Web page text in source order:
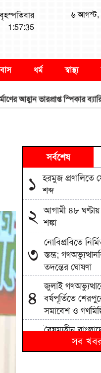
বৃহস্পতিবার
1:57:36
৬ আগস্ট,
ধর্ম স্বাস্থ্য
ভারপ্রাপ্ত স্পিকার ব্যারিস্টার
সর্বশেষ
১ হরমুজ প্রণালিতে
শব্দ
২ আগামী ৪৮
শঙ্কা
৩
নোবিপ্রবিতে
স্তম্ভ;
তদন্তের ঘোষণা
৪
জুলাই
বর্ষপূর্তিতে
সমাবেশ ও
বৈষম্যহীন
আহ্বান ভারপ্রাপ্ত
কায়সার কামালের
সব